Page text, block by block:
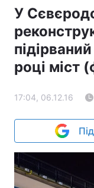
У
році міст
17:04, 06.12.16